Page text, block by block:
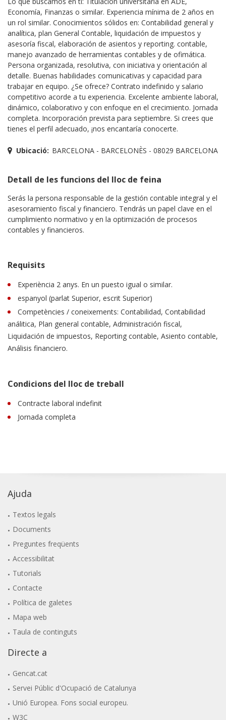
Economía, Finanzas o similar. Experiencia mínima de 2 años en
un rol similar. Conocimientos sólidos en: Contabilidad general y
analítica, plan General Contable, liquidación de impuestos y
asesoría fiscal, elaboración de asientos y reporting. contable,
manejo avanzado de herramientas contables y de ofimática.
Persona organizada, resolutiva, con iniciativa y orientación al
detalle. Buenas habilidades comunicativas y capacidad para
trabajar en equipo. ¿Se ofrece? Contrato indefinido y salario
competitivo acorde a tu experiencia. Excelente ambiente laboral,
dinámico, colaborativo y con enfoque en el crecimiento. Jornada
completa. Incorporación prevista para septiembre. Si crees que
tienes el perfil adecuado, ¡nos encantaría conocerte.
Ubicació: BARCELONA - BARCELONÈS - 08029 BARCELONA
Detall de les funcions del lloc de feina
Serás la persona responsable de la gestión contable integral y el
asesoramiento fiscal y financiero. Tendrás un papel clave en el
cumplimiento normativo y en la optimización de procesos
contables y financieros.
Requisits
Experiència 2 anys. En un puesto igual o similar.
espanyol (parlat Superior, escrit Superior)
Competències / coneixements: Contabilidad, Contabilidad
análitica, Plan general contable, Administración fiscal,
Liquidación de impuestos, Reporting contable, Asiento contable,
Análisis financiero.
Condicions del lloc de treball
Contracte laboral indefinit
Jornada completa
Ajuda
Textos legals
Documents
Preguntes freqüents
Accessibilitat
Tutorials
Contacte
Política de galetes
Mapa web
Taula de continguts
Directe a
Gencat.cat
Servei Públic d'Ocupació de Catalunya
Unió Europea. Fons social europeu.
W3C